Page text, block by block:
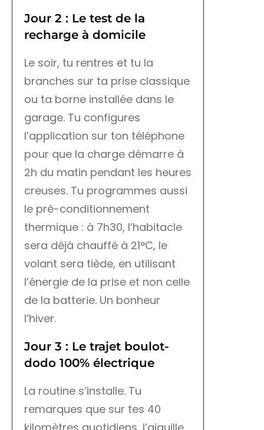
Jour 2 : Le test de la
recharge à domicile
Le soir, tu rentres et tu la
branches sur ta prise classique
ou ta borne installée dans le
garage. Tu configures
l’application sur ton téléphone
pour que la charge démarre à
2h du matin pendant les heures
creuses. Tu programmes aussi
le pré-conditionnement
thermique : à 7h30, l’habitacle
sera déjà chauffé à 21°C, le
volant sera tiède, en utilisant
l’énergie de la prise et non celle
de la batterie. Un bonheur
l’hiver.
Jour 3 : Le trajet boulot-
dodo 100% électrique
La routine s’installe. Tu
remarques que sur tes 40